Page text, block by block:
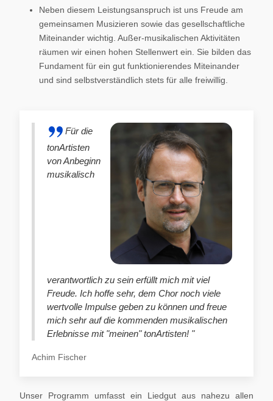
Neben diesem Leistungsanspruch ist uns Freude am
gemeinsamen Musizieren sowie das gesellschaftliche
Miteinander wichtig. Außer-musikalischen Aktivitäten
räumen wir einen hohen Stellenwert ein. Sie bilden das
Fundament für ein gut funktionierendes Miteinander
und sind selbstverständlich stets für alle freiwillig.
Für die
tonArtisten
von Anbeginn
musikalisch
verantwortlich zu sein erfüllt mich mit viel
Freude. Ich hoffe sehr, dem Chor noch viele
wertvolle Impulse geben zu können und freue
mich sehr auf die kommenden musikalischen
Erlebnisse mit "meinen" tonArtisten! "
Achim Fischer
Unser Programm umfasst ein Liedgut aus nahezu allen